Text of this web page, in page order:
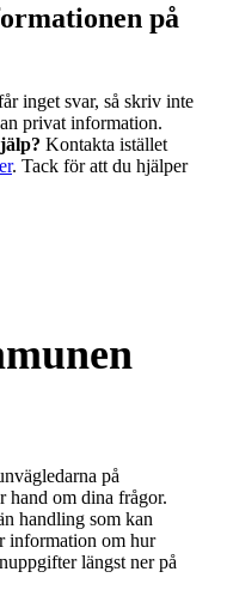
på
inget svar, så skriv inte
privat information.
Kontakta istället
. Tack för att du hjälper
på
hand om dina frågor.
handling som kan
information om hur
längst ner på